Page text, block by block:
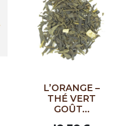
L’ORANGE –
THÉ VERT
GOÛT...